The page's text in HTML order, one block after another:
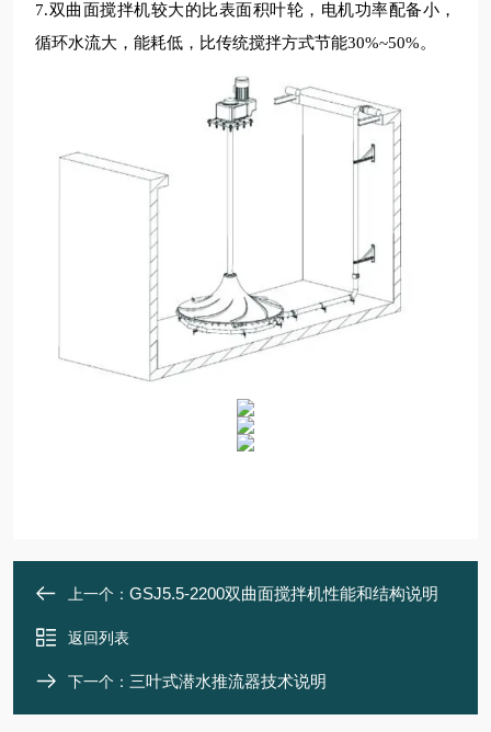
7.双曲面搅拌机较大的比表面积叶轮， 电机功率配备小，
循环水流大，能耗低，比传统搅拌方式节能30%~50%。
上一个： GSJ5.5-2200双曲面搅拌机性能和结构说明
返回列表
下一个： 三叶式潜水推流器技术说明